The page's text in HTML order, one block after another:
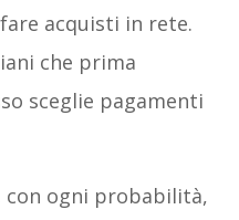
acquisti in rete.
che prima
sceglie pagamenti
con ogni probabilità,